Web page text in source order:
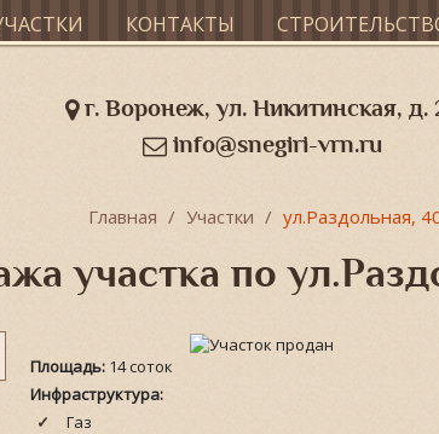
КОНТАКТЫ
г. Воронеж, ул. Никитинская, д.
info@snegiri-vrn.ru
Главная Участки ул.Раздольная,
участка по
Площадь: 14 соток
Инфраструктура:
Газ